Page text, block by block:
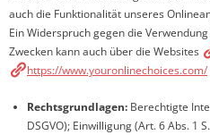
auch die Funktionalität unseres
Ein Widerspruch gegen die
Zwecken kann auch über die Websites
https://www.youronlinechoices.com/
Rechtsgrundlagen: Berechtigte
DSGVO); Einwilligung (Art. 6 Abs. 1